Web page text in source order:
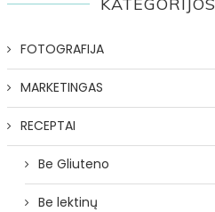
FOTOGRAFIJA
MARKETINGAS
RECEPTAI
Be Gliuteno
Be lektinų